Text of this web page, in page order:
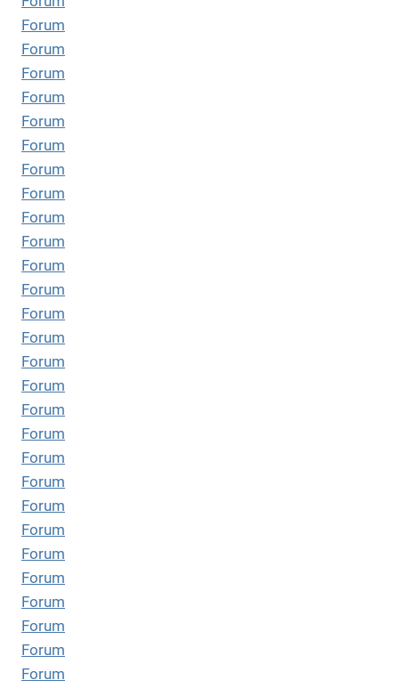
Forum
Forum
Forum
Forum
Forum
Forum
Forum
Forum
Forum
Forum
Forum
Forum
Forum
Forum
Forum
Forum
Forum
Forum
Forum
Forum
Forum
Forum
Forum
Forum
Forum
Forum
Forum
Forum